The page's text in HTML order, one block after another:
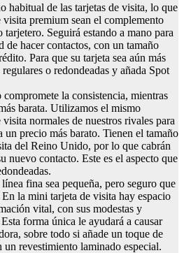
habitual de las tarjetas de visita, lo que
visita premium sean el complemento
Seguirá estando a mano para
de hacer contactos, con un tamaño
Para que su tarjeta sea aún más
o redondeadas y añada Spot
la consistencia, mientras
barata. Utilizamos el mismo
normales de nuestros rivales para
un precio más barato. Tienen el tamaño
del Reino Unido, por lo que cabrán
nuevo contacto. Este es el aspecto que
fina sea pequeña, pero seguro que
la mini tarjeta de visita hay espacio
vital, con sus modestas y
forma única le ayudará a causar
sobre todo si añade un toque de
un revestimiento laminado especial.